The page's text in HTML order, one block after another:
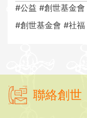
#公益 #創世基金會
#創世基金會 #社福
聯絡創世